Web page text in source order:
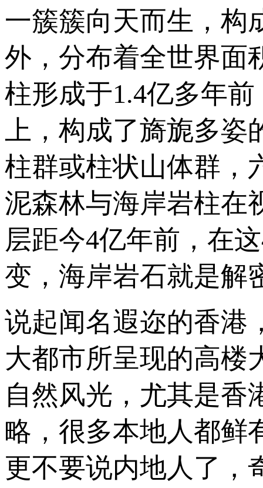
一簇簇向天而生，构
外，分布着全世界面
柱形成于1.4亿多年
上，构成了旖旎多
柱群或柱状山体群，
泥森林与海岸岩柱在
层距今4亿年前，在
变，海岸岩石就是解
说起闻名遐迩的香港
大都市所呈现的高楼
自然风光，尤其是香
略，很多本地人都鲜
更不要说内地人了，